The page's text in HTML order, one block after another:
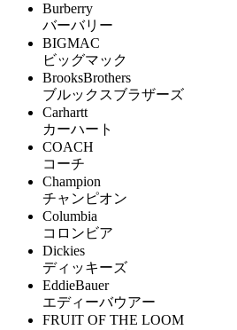
Burberry
バーバリー
BIGMAC
ビッグマック
BrooksBrothers
ブルックスブラザーズ
Carhartt
カーハート
COACH
コーチ
Champion
チャンピオン
Columbia
コロンビア
Dickies
ディッキーズ
EddieBauer
エディーバウアー
FRUIT OF THE LOOM